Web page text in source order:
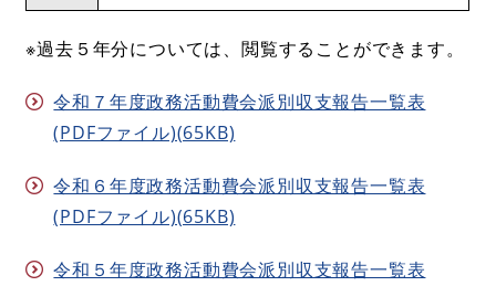
※過去５年分については、閲覧することができます。
令和７年度政務活動費会派別収支報告一覧表
(PDFファイル)(65KB)
令和６年度政務活動費会派別収支報告一覧表
(PDFファイル)(65KB)
令和５年度政務活動費会派別収支報告一覧表